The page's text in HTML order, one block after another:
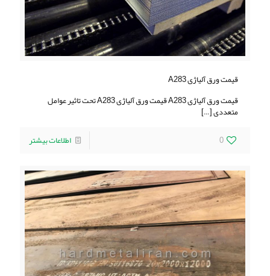
قیمت ورق آلیاژی A283
قیمت ورق آلیاژی A283 قیمت ورق آلیاژی A283 تحت تاثیر عوامل
متعددی[…]
0
اطلاعات بیشتر